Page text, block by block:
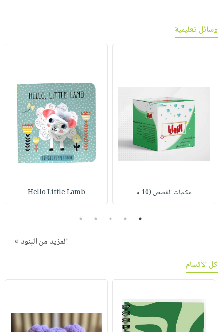
وسائل تعليمية
مكعبات القصص (10 م Hello Little Lamb
1
2
3
4
5
المزيد من البنود »
كل الأقسام